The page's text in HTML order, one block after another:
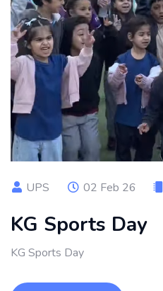
UPS 02 Feb 26
KG Sports Day
KG Sports Day